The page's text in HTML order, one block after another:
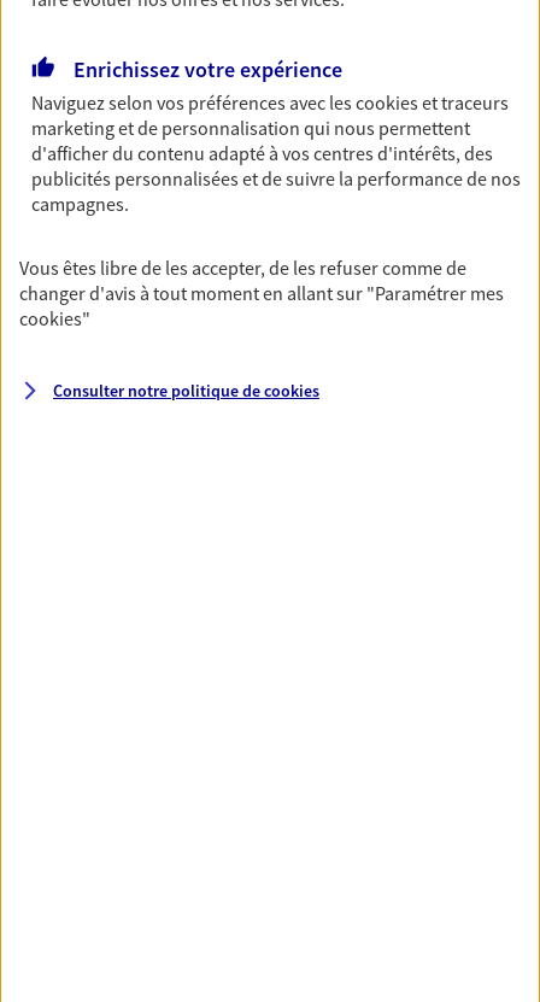
Préparez sereinement ce nouveau chapitre de
votre vie avec les conseils d'un expert. Découvrez
notre solution PER (Plan Epargne Retraite)
spécialement conçue pour la retraite.
Découvrir l'offre Retraite
Prévoyance
Pour un avenir serein, assurez-vous avec notre
contrat prévoyance. Préservez vos proches en cas
garanties incapacité temporaire totale de travail,
invalidité ou de décès.
Enrichissez votre expérience
Naviguez selon vos préférences avec lescookies et traceurs
marketing et de personnalisation qui nous permettent
d'afficher du contenu adapté à vos centres d'intérêts, des
publicités personnalisées et de suivre la performance de nos
campagnes.
Vous êtes libre de les accepter, de les refuser comme de
changer d'avis à tout moment en allant sur "Paramétrer mes
cookies"
Consulter notre politique decookies